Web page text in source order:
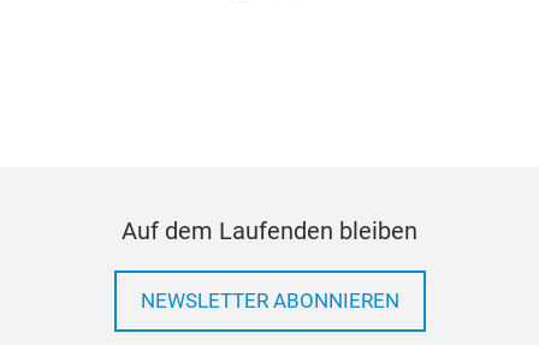
Auf dem Laufenden bleiben
NEWSLETTER ABONNIEREN